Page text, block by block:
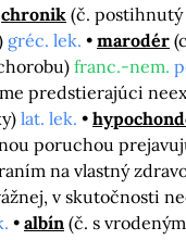
chronik (č. postihnutý
gréc. lek. marodér
franc.-nem.
predstierajúci
lat. lek.
poruchou
na vlastný
v skutočnosti
albín (č. s vrodeným